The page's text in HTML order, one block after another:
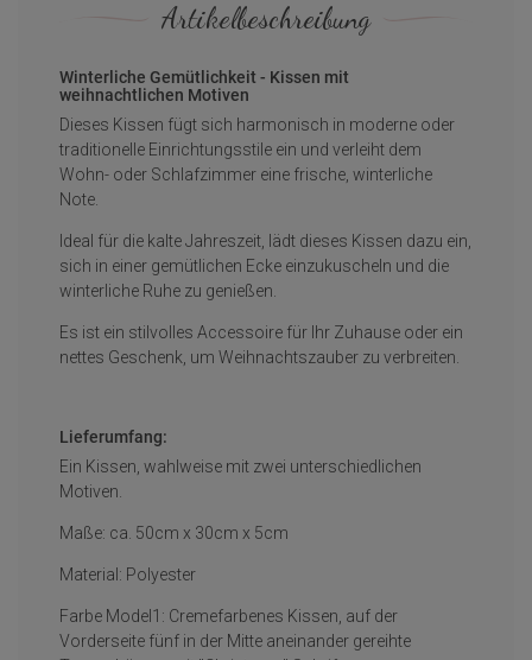
Artikelbeschreibung
Winterliche Gemütlichkeit - Kissen mit
weihnachtlichen Motiven
Dieses Kissen fügt sich harmonisch in moderne oder
traditionelle Einrichtungsstile ein und verleiht dem
Wohn- oder Schlafzimmer eine frische, winterliche
Note.
Ideal für die kalte Jahreszeit, lädt dieses Kissen dazu ein,
sich in einer gemütlichen Ecke einzukuscheln und die
winterliche Ruhe zu genießen.
Es ist ein stilvolles Accessoire für Ihr Zuhause oder ein
nettes Geschenk, um Weihnachtszauber zu verbreiten.
Lieferumfang:
Ein Kissen, wahlweise mit zwei unterschiedlichen
Motiven.
Maße: ca. 50cm x 30cm x 5cm
Material: Polyester
Farbe Model1: Cremefarbenes Kissen, auf der
Vorderseite fünf in der Mitte aneinander gereihte